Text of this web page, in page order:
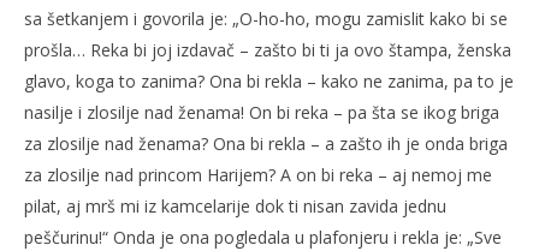
sa šetkanjem i govorila je: „O-ho-ho, mogu zamislit kako bi se
prošla… Reka bi joj izdavač – zašto bi ti ja ovo štampa, ženska
glavo, koga to zanima? Ona bi rekla – kako ne zanima, pa to je
nasilje i zlosilje nad ženama! On bi reka – pa šta se ikog briga
za zlosilje nad ženama? Ona bi rekla – a zašto ih je onda briga
za zlosilje nad princom Harijem? A on bi reka – aj nemoj me
pilat, aj mrš mi iz kamcelarije dok ti nisan zavida jednu
peščurinu!“ Onda je ona pogledala u plafonjeru i rekla je: „Sve